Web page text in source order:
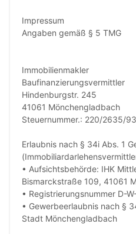
Impressum
Angaben gemäß § 5 TMG
Immobilienmakler
Baufinanzierungsvermittler
Hindenburgstr. 245
41061 Mönchengladbach
Steuernummer.: 220/2635/
Erlaubnis nach § 34i Abs. 1
• Aufsichtsbehörde: IHK
Bismarckstraße 109, 41061
• Registrierungsnummer D-
• Gewerbeerlaubnis nach §
Stadt Mönchengladbach